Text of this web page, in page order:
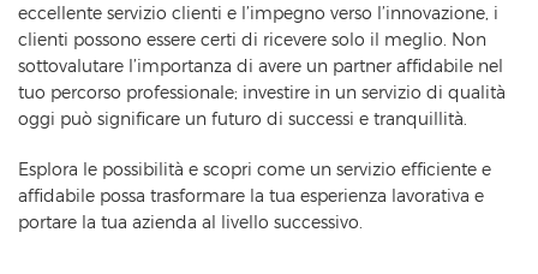
eccellente servizio clienti e l’impegno verso l’innovazione, i
clienti possono essere certi di ricevere solo il meglio. Non
sottovalutare l’importanza di avere un partner affidabile nel
tuo percorso professionale; investire in un servizio di qualità
oggi può significare un futuro di successi e tranquillità.
Esplora le possibilità e scopri come un servizio efficiente e
affidabile possa trasformare la tua esperienza lavorativa e
portare la tua azienda al livello successivo.